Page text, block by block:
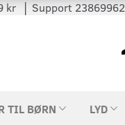
│ Support 23869962
TIL BØRN LYD